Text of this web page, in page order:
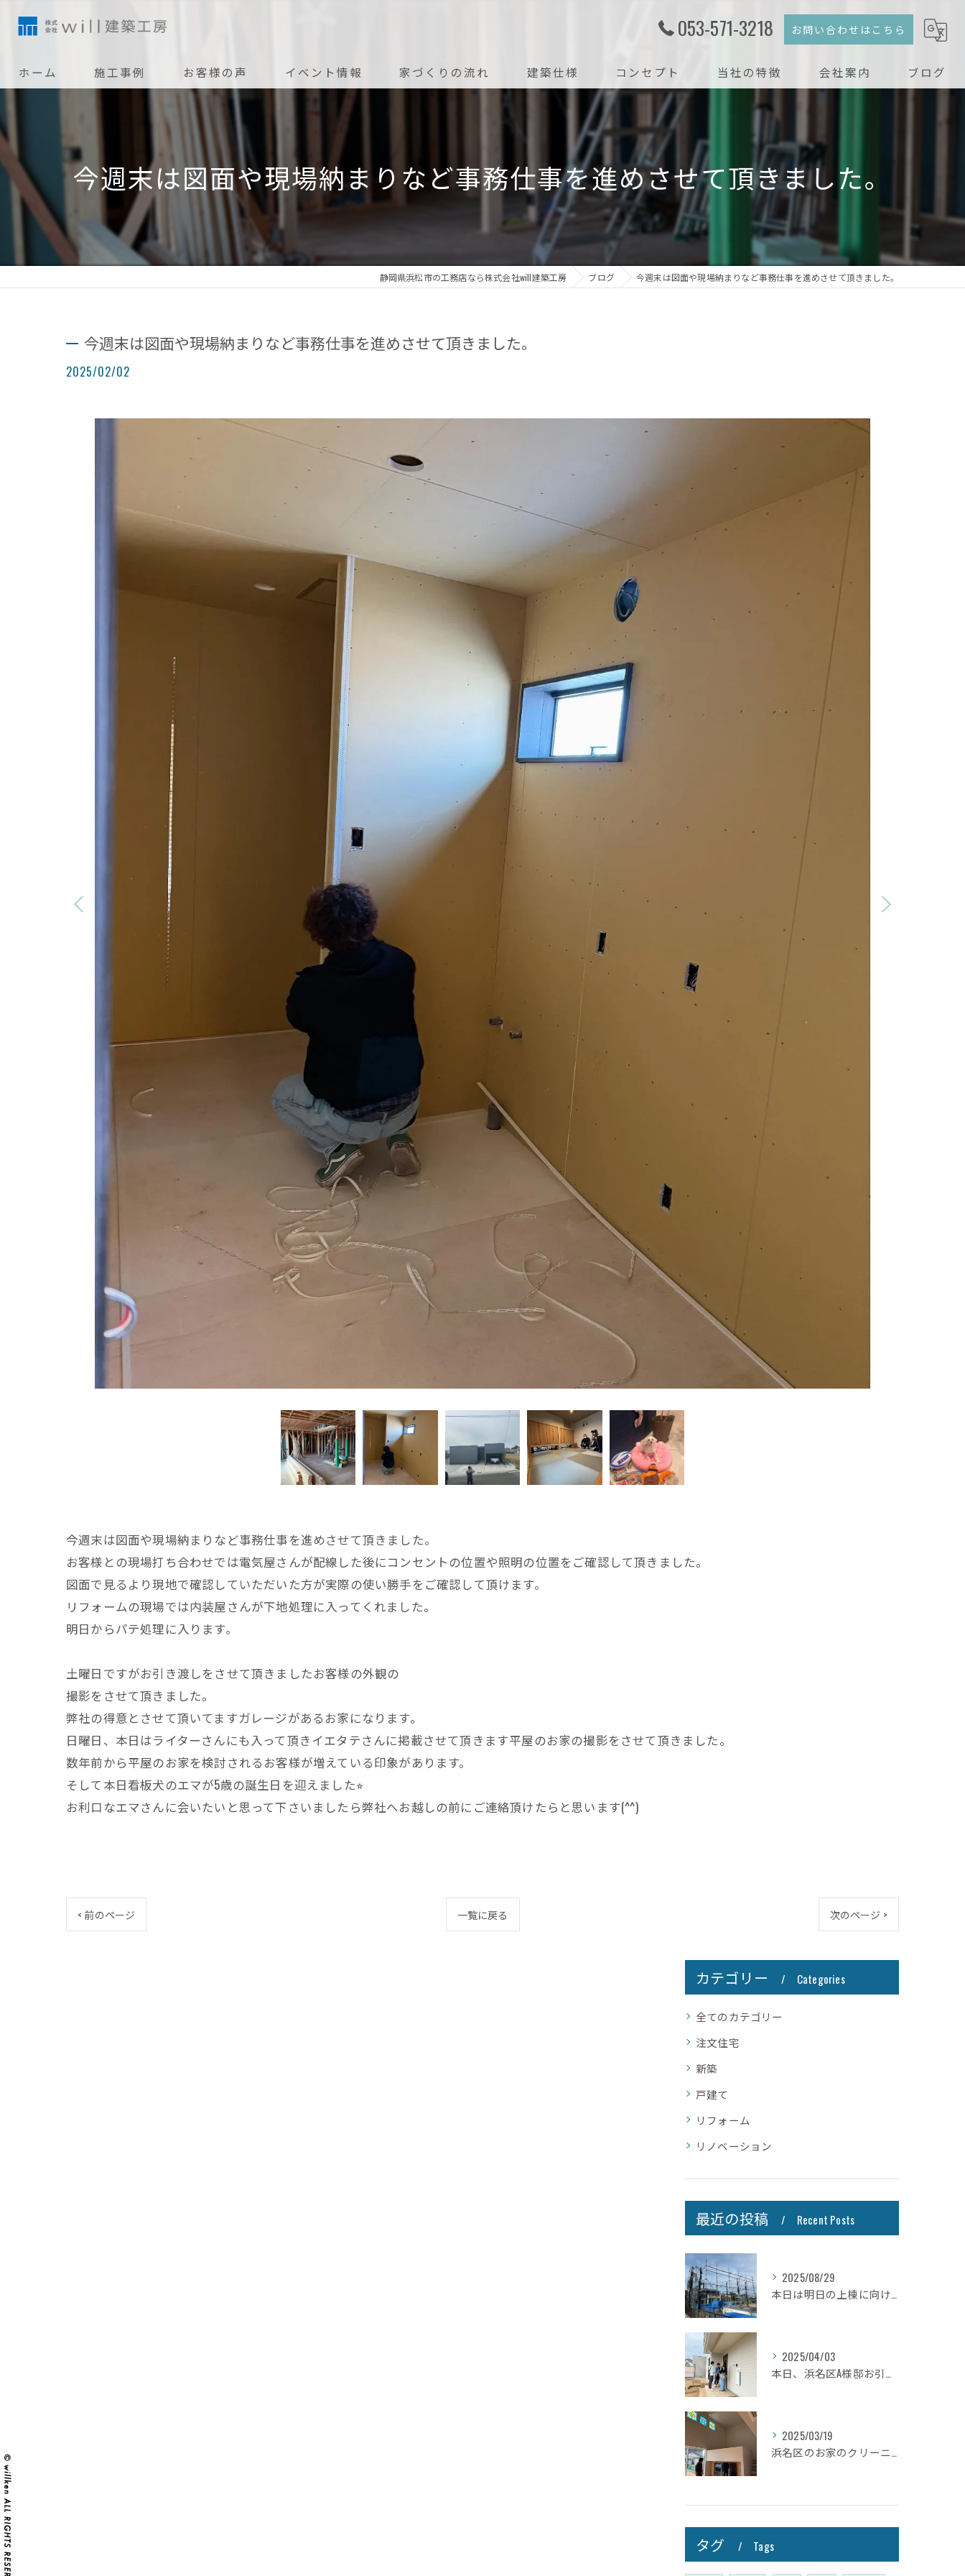
053-571-3218 お問い合わせはこちら
ホーム 施工事例 お客様の声 イベント情報 家づくりの流れ 建築仕様 コンセプト 当社の特徴
戸建て
リフォーム
リノベーション
会社案内 ブログ
今週末は図面や現場納まりなど事務仕事を進めさせて頂きました。
静岡県浜松市の工務店なら株式会社will建築工房 ブログ 今週末は図面や現場納まりなど事務仕事を進めさせて頂きました。
今週末は図面や現場納まりなど事務仕事を進めさせて頂きました。
2025/02/02
今週末は図面や現場納まりなど事務仕事を進めさせて頂きました。
お客様との現場打ち合わせでは電気屋さんが配線した後にコンセントの位置や照明の位置をご確認して頂きました。
図面で見るより現地で確認していただいた方が実際の使い勝手をご確認して頂けます。
リフォームの現場では内装屋さんが下地処理に入ってくれました。
明日からパテ処理に入ります。
土曜日ですがお引き渡しをさせて頂きましたお客様の外観の
撮影をさせて頂きました。
弊社の得意とさせて頂いてますガレージがあるお家になります。
日曜日、本日はライターさんにも入って頂きイエタテさんに掲載させて頂きます平屋のお家の撮影をさせて頂きました。
数年前から平屋のお家を検討されるお客様が増えている印象があります。
そして本日看板犬のエマが5歳の誕生日を迎えました⭐︎
お利口なエマさんに会いたいと思って下さいましたら弊社へお越しの前にご連絡頂けたらと思います(^^)
< 前のページ 一覧に戻る 次のページ >
カテゴリー Categories
全てのカテゴリー
注文住宅
新築
戸建て
リフォーム
リノベーション
最近の投稿 Recent Posts
2025/08/29
本日は明日の上棟に向けて先行足場の施工をさせて頂きました。
2025/04/03
本日、浜名区A様邸お引き渡しさせて頂きました☆
2025/03/19
浜名区のお家のクリーニングが完了しましたので壁掛けテレビを設...
タグ Tags